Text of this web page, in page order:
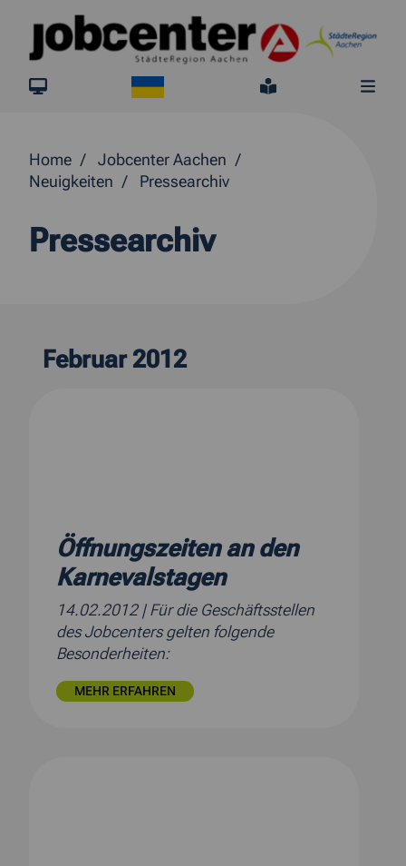
Springe direkt zum Inhalt
jobcenter.digital
Leichte
Home
Jobcenter Aachen
Neuigkeiten
Pressearchiv
Pressearchiv
Februar 2012
Öffnungszeiten an den
Karnevalstagen
14.02.2012 | Für die Geschäftsstellen
des Jobcenters gelten folgende
Besonderheiten:
MEHR ERFAHREN